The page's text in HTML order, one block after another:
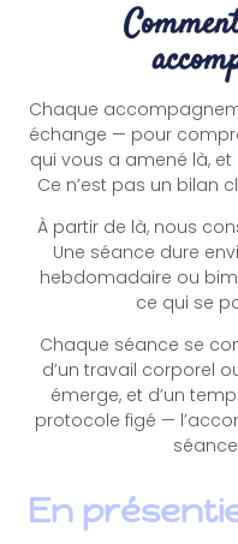
Chaque
échange — pour
qui vous a amené là,
Ce n’est pas un bilan
À partir de là, nous
Une séance dure
hebdomadaire ou
ce qui se
Chaque séance se
d’un travail corporel
émerge, et d’un
protocole figé —
En